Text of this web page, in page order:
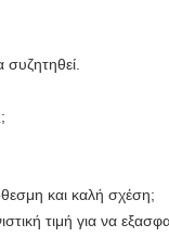
και καλή σχέση;
τιμή για να